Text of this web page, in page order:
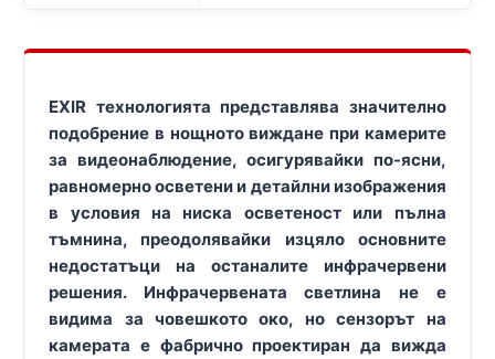
EXIR технологията представлява значително
подобрение в нощното виждане при камерите
за видеонаблюдение, осигурявайки по-ясни,
равномерно осветени и детайлни изображения
в условия на ниска осветеност или пълна
тъмнина, преодолявайки изцяло основните
недостатъци на останалите инфрачервени
решения. Инфрачервената светлина не е
видима за човешкото око, но сензорът на
камерата е фабрично проектиран да вижда